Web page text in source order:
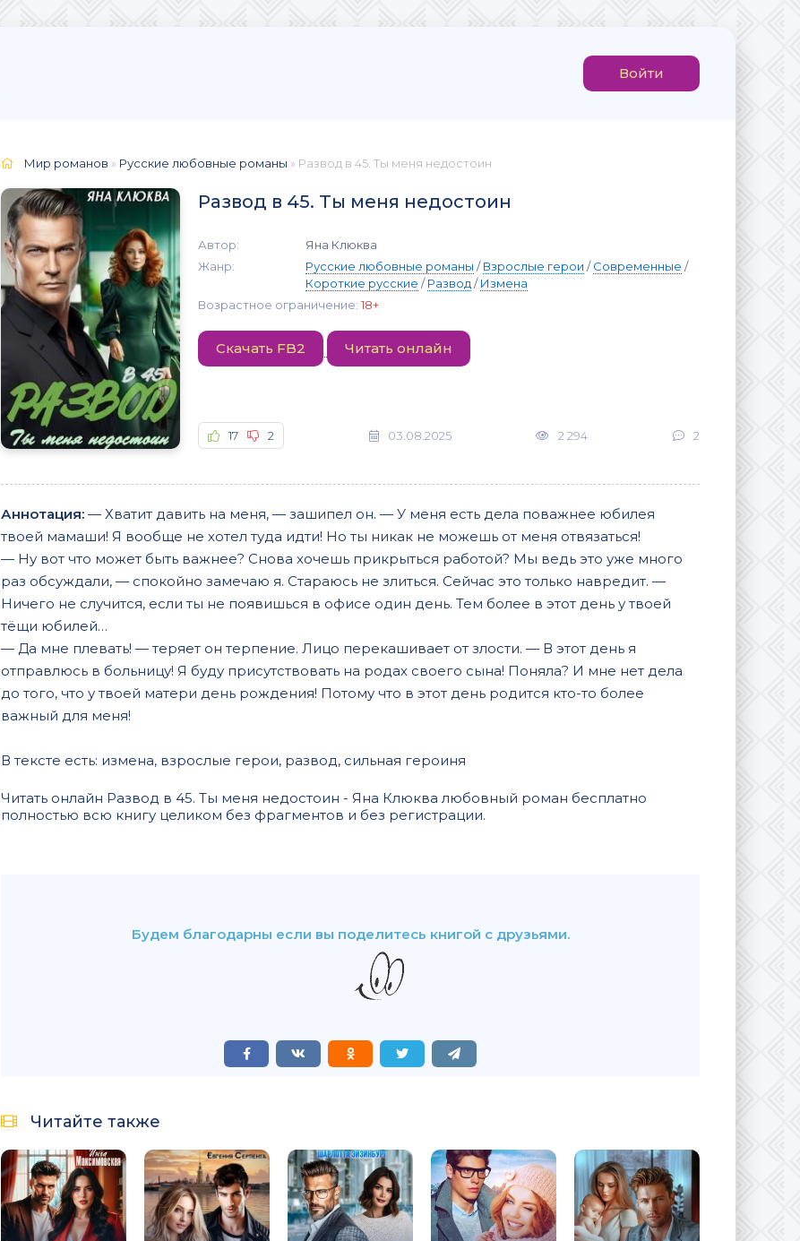
Войти
Мир романов » Русские любовные романы » Развод в 45. Ты меня недостоин
Развод в 45. Ты меня недостоин
Автор:
Яна Клюква
Жанр:
Русские любовные романы /Взрослые герои /Современные /
Короткие русские /Развод /Измена
Возрастное ограничение: 18+
Скачать FB2 Читать онлайн
17 2 03.08.2025 2 294 2
Аннотация: — Хватит давить на меня, — зашипел он. — У меня есть дела поважнее юбилея
твоей мамаши! Я вообще не хотел туда идти! Но ты никак не можешь от меня отвязаться!
— Ну вот что может быть важнее? Снова хочешь прикрыться работой? Мы ведь это уже много
раз обсуждали, — спокойно замечаю я. Стараюсь не злиться. Сейчас это только навредит. —
Ничего не случится, если ты не появишься в офисе один день. Тем более в этот день у твоей
тёщи юбилей…
— Да мне плевать! — теряет он терпение. Лицо перекашивает от злости. — В этот день я
отправлюсь в больницу! Я буду присутствовать на родах своего сына! Поняла? И мне нет дела
до того, что у твоей матери день рождения! Потому что в этот день родится кто-то более
важный для меня!
В тексте есть: измена, взрослые герои, развод, сильная героиня
Читать онлайн Развод в 45. Ты меня недостоин - Яна Клюква любовный роман бесплатно
полностью всю книгу целиком без фрагментов и без регистрации.
Будем благодарны если вы поделитесь книгой с друзьями.
Читайте также